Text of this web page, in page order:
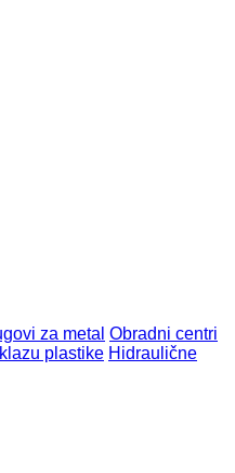
za metal Obradni centri
plastike Hidraulične